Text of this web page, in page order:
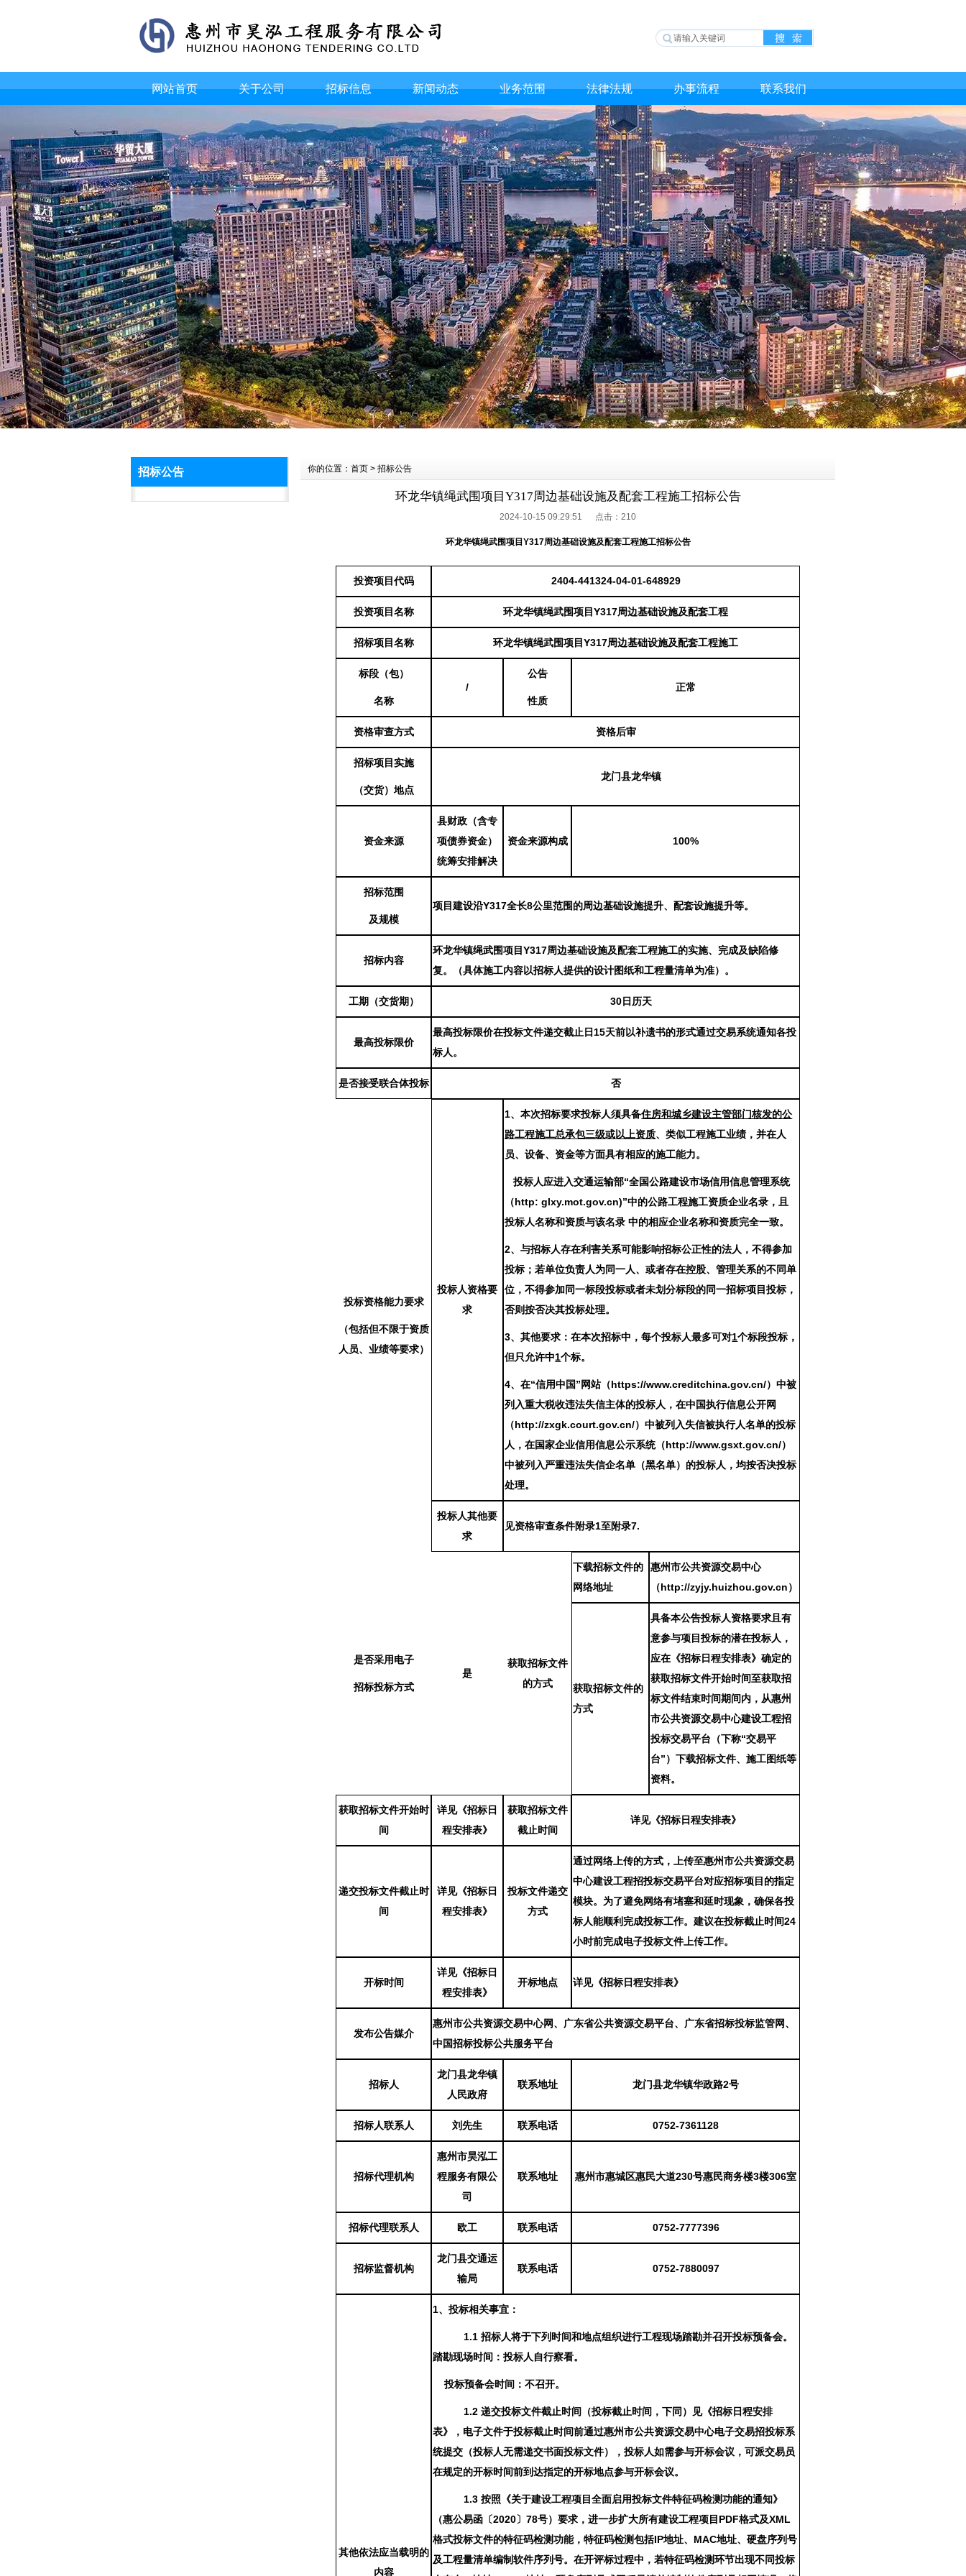
网站首页 关于公司 招标信息 新闻动态 业务范围 法律法规 办事流程 联系我们
招标公告 你的位置：首页 > 招标公告
环龙华镇绳武围项目Y317周边基础设施及配套工程施工招标公告
2024-10-15 09:29:51 点击： 210
环龙华镇绳武围项目 Y317周边基础设施及配套工程施工招标公告
投资项目代码 2404-441324-04-01-648929
投资项目名称 环龙华镇绳武围项目Y317周边基础设施及配套工程
招标项目名称 环龙华镇绳武围项目Y317周边基础设施及配套工程施工
标段（包）
名称
/
公告
性质
正常
资格审查方式 资格后审
招标项目实施
（交货）地点
龙门县龙华镇
资金来源
县财政（含专
项债券资金）
统筹安排解决
资金来源构成 100%
招标范围
及规模
项目建设沿Y317全长8公里范围的周边基础设施提升、配套设施提升等。
招标内容
环龙华镇绳武围项目Y317周边基础设施及配套工程施工的实施、完成及缺陷修
复。（具体施工内容以招标人提供的设计图纸和工程量清单为准）。
工期（交货期） 30日历天
最高投标限价
最高投标限价在投标文件递交截止日15天前以补遗书的形式通过交易系统通知各投
标人。
是否接受联合体投标 否
投标资格能力要求
（包括但不限于资质
人员、业绩等要求）
投标人资格要
求
1、本次招标要求投标人须具备住房和城乡建设主管部门核发的公
路工程施工总承包三级或以上资质、类似工程施工业绩，并在人
员、设备、资金等方面具有相应的施工能力。
投标人应进入交通运输部“全国公路建设市场信用信息管理系统
（http: glxy.mot.gov.cn)”中的公路工程施工资质企业名录，且
投标人名称和资质与该名录 中的相应企业名称和资质完全一致。
2、与招标人存在利害关系可能影响招标公正性的法人，不得参加
投标；若单位负责人为同一人、或者存在控股、管理关系的不同单
位，不得参加同一标段投标或者未划分标段的同一招标项目投标，
否则按否决其投标处理。
3、其他要求：在本次招标中，每个投标人最多可对1个标段投标，
但只允许中1个标。
4、在“信用中国”网站（https://www.creditchina.gov.cn/）中被
列入重大税收违法失信主体的投标人，在中国执行信息公开网
（http://zxgk.court.gov.cn/）中被列入失信被执行人名单的投标
人，在国家企业信用信息公示系统（http://www.gsxt.gov.cn/）
中被列入严重违法失信企名单（黑名单）的投标人，均按否决投标
处理。
投标人其他要
求
见资格审查条件附录1至附录7.
是否采用电子
招标投标方式
是
获取招标文件
的方式
下载招标文件的
网络地址
惠州市公共资源交易中心
（http://zyjy.huizhou.gov.cn）
获取招标文件的
方式
具备本公告投标人资格要求且有
意参与项目投标的潜在投标人，
应在《招标日程安排表》确定的
获取招标文件开始时间至获取招
标文件结束时间期间内，从惠州
市公共资源交易中心建设工程招
投标交易平台（下称“交易平
台”）下载招标文件、施工图纸等
资料。
获取招标文件开始时
间
详见《招标日
程安排表》
获取招标文件
截止时间
详见《招标日程安排表》
递交投标文件截止时
间
详见《招标日
程安排表》
投标文件递交
方式
通过网络上传的方式，上传至惠州市公共资源交易
中心建设工程招投标交易平台对应招标项目的指定
模块。为了避免网络有堵塞和延时现象，确保各投
标人能顺利完成投标工作。建议在投标截止时间24
小时前完成电子投标文件上传工作。
开标时间
详见《招标日
程安排表》
开标地点 详见《招标日程安排表》
发布公告媒介
惠州市公共资源交易中心网、广东省公共资源交易平台、广东省招标投标监管网、
中国招标投标公共服务平台
招标人
龙门县龙华镇
人民政府
联系地址 龙门县龙华镇华政路2号
招标人联系人 刘先生 联系电话 0752-7361128
招标代理机构
惠州市昊泓工
程服务有限公
司
联系地址 惠州市惠城区惠民大道230号惠民商务楼3楼306室
招标代理联系人 欧工 联系电话 0752-7777396
招标监督机构
龙门县交通运
输局
联系电话 0752-7880097
其他依法应当载明的
内容
1、投标相关事宜：
1.1 招标人将于下列时间和地点组织进行工程现场踏勘并召开投标预备会。
踏勘现场时间：投标人自行察看。
投标预备会时间：不召开。
1.2 递交投标文件截止时间（投标截止时间，下同）见《招标日程安排
表》，电子文件于投标截止时间前通过惠州市公共资源交易中心电子交易招投标系
统提交（投标人无需递交书面投标文件），投标人如需参与开标会议，可派交易员
在规定的开标时间前到达指定的开标地点参与开标会议。
1.3 按照《关于建设工程项目全面启用投标文件特征码检测功能的通知》
（惠公易函〔2020〕78号）要求，进一步扩大所有建设工程项目PDF格式及XML
格式投标文件的特征码检测功能，特征码检测包括IP地址、MAC地址、硬盘序列号
及工程量清单编制软件序列号。在开评标过程中，若特征码检测环节出现不同投标